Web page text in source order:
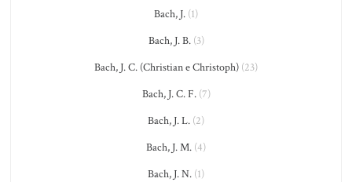
Bach, J. (1)
Bach, J. B.(3)
Bach, J. C. (Christian e Christoph) (23)
Bach, J. C. F.(7)
Bach, J. L. (2)
Bach, J. M. (4)
Bach, J. N. (1)